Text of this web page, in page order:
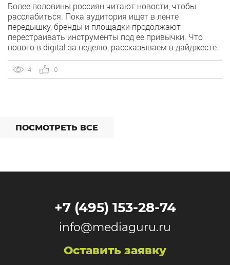
Более половины россиян читают новости, чтобы
расслабиться. Пока аудитория ищет в ленте
передышку, бренды и площадки продолжают
перестраивать инструменты под ее привычки. Что
нового в digital за неделю, рассказываем в дайджесте.
рекламных кампаний через диалог. В Директе
появился ИИ-помощник, который запускает
4 0
ПОСМОТРЕТЬ ВСЕ
+7 (495) 153-28-74
info@mediaguru.ru
Оставить заявку